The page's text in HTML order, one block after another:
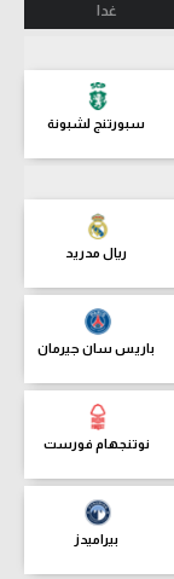
غدا
سبورتنج لشبونة
ريال مدريد
باريس سان جيرمان
نوتنجهام فورست
بيراميدز